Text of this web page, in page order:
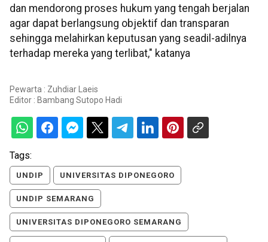
dan mendorong proses hukum yang tengah berjalan
agar dapat berlangsung objektif dan transparan
sehingga melahirkan keputusan yang seadil-adilnya
terhadap mereka yang terlibat," katanya
Pewarta : Zuhdiar Laeis
Editor : Bambang Sutopo Hadi
Tags:
UNDIP UNIVERSITAS DIPONEGORO
UNDIP SEMARANG
UNIVERSITAS DIPONEGORO SEMARANG